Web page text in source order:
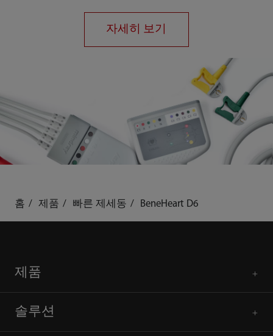
자세히 보기
홈 제품 빠른 제세동 BeneHeart D6
제품
솔루션